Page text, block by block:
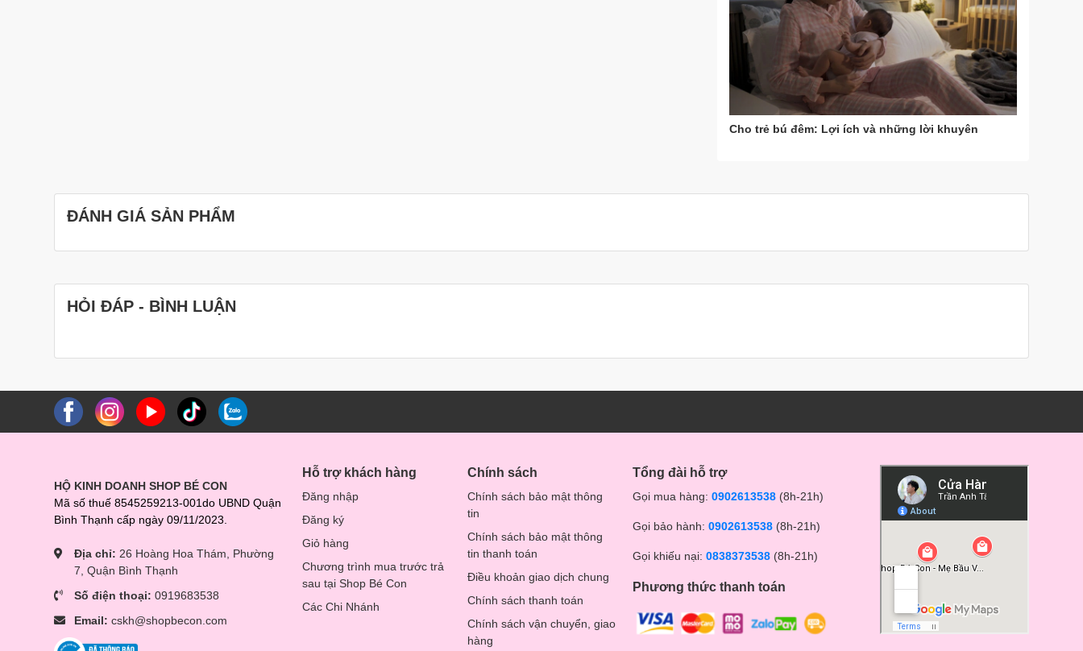
Cho trẻ bú đêm: Lợi ích và những lời khuyên
ĐÁNH GIÁ SẢN PHẨM
HỎI ĐÁP - BÌNH LUẬN
HỘ KINH DOANH SHOP BÉ CON
Mã số thuế 8545259213-001do UBND Quận
Bình Thạnh cấp ngày 09/11/2023.
Địa chỉ: 26 Hoàng Hoa Thám, Phường
7, Quận Bình Thạnh
Số điện thoại: 0919683538
Email: cskh@shopbecon.com
Hỗ trợ khách hàng
Đăng nhập
Đăng ký
Giỏ hàng
Chương trình mua trước trả
sau tại Shop Bé Con
Các Chi Nhánh
Chính sách
Chính sách bảo mật thông
tin
Chính sách bảo mật thông
tin thanh toán
Điều khoản giao dịch chung
Chính sách thanh toán
Chính sách vận chuyển, giao
hàng
Tổng đài hỗ trợ
Gọi mua hàng: 0902613538 (8h-21h)
Gọi bảo hành: 0902613538 (8h-21h)
Gọi khiếu nại: 0838373538 (8h-21h)
Phương thức thanh toán